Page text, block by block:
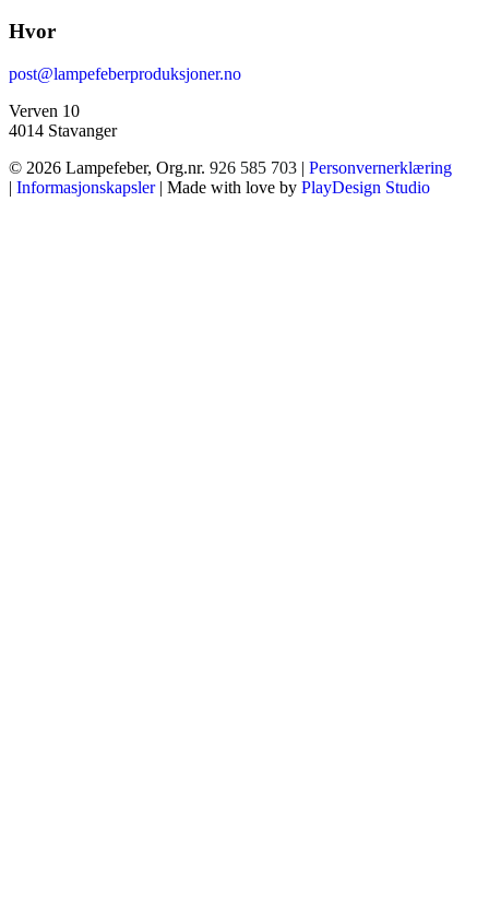
Hvor
post@lampefeberproduksjoner.no
Verven 10
4014 Stavanger
© 2026 Lampefeber, Org.nr. 926 585 703 | Personvernerklæring
| Informasjonskapsler| Made with love by PlayDesign Studio